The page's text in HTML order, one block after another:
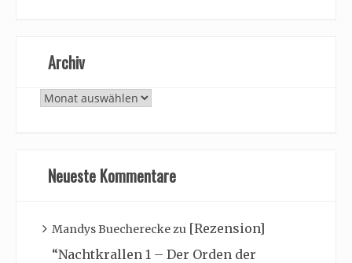
Archiv
Archiv
Neueste Kommentare
Mandys Buechereckezu [Rezension]
“Nachtkrallen 1 – Der Orden der